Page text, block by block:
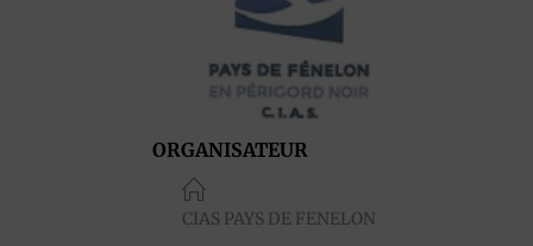
ORGANISATEUR
CIAS PAYS DE FENELON